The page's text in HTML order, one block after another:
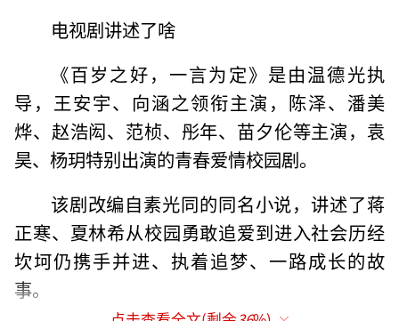
电视剧讲述了啥
《百岁之好，一言为定》是由温德光执
导，王安宇、向涵之领衔主演，陈泽、潘美
烨、赵浩闳、范桢、彤年、苗夕伦等主演，袁
昊、杨玥特别出演的青春爱情校园剧。
该剧改编自素光同的同名小说，讲述了蒋
正寒、夏林希从校园勇敢追爱到进入社会历经
坎坷仍携手并进、执着追梦、一路成长的故
事。